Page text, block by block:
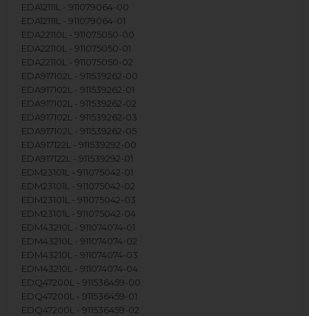
EDA12111L - 911079064-00
EDA12111L - 911079064-01
EDA22110L - 911075050-00
EDA22110L - 911075050-01
EDA22110L - 911075050-02
EDA917102L - 911539262-00
EDA917102L - 911539262-01
EDA917102L - 911539262-02
EDA917102L - 911539262-03
EDA917102L - 911539262-05
EDA917122L - 911539292-00
EDA917122L - 911539292-01
EDM23101L - 911075042-01
EDM23101L - 911075042-02
EDM23101L - 911075042-03
EDM23101L - 911075042-04
EDM43210L - 911074074-01
EDM43210L - 911074074-02
EDM43210L - 911074074-03
EDM43210L - 911074074-04
EDQ47200L - 911536459-00
EDQ47200L - 911536459-01
EDQ47200L - 911536459-02